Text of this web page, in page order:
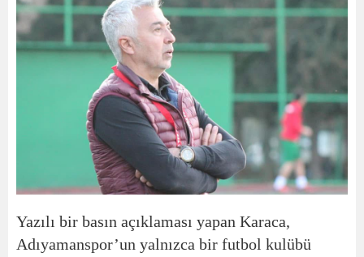
Yazılı bir basın açıklaması yapan Karaca,
Adıyamanspor’un yalnızca bir futbol kulübü